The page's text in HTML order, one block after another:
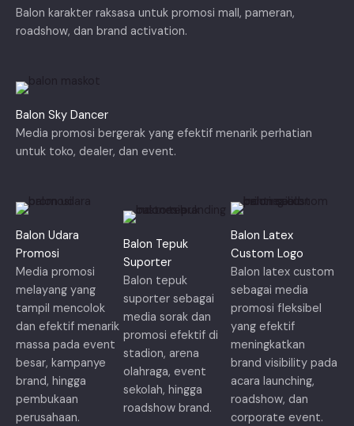
Balon karakter raksasa untuk promosi mall, pameran,
roadshow, dan brand activation.
Balon Sky Dancer
Media promosi bergerak yang efektif menarik perhatian
untuk toko, dealer, dan event.
Balon Udara
Promosi
Media promosi
melayang yang
tampil mencolok
dan efektif menarik
massa pada event
besar, kampanye
brand, hingga
pembukaan
perusahaan.
Balon Tepuk
Suporter
Balon tepuk
suporter sebagai
media sorak dan
promosi efektif di
stadion, arena
olahraga, event
sekolah, hingga
roadshow brand.
Balon Latex
Custom Logo
Balon latex custom
sebagai media
promosi fleksibel
yang efektif
meningkatkan
brand visibility pada
acara launching,
roadshow, dan
corporate event.